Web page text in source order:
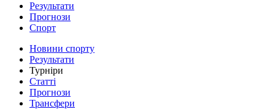
Результати
Прогнози
Спорт
Новини спорту
Результати
Турніри
Статті
Прогнози
Трансфери